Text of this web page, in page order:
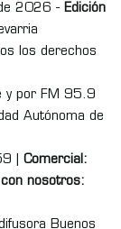
2026 - Edición
los derechos
y por FM 95.9
Autónoma de
| Comercial:
con nosotros:
Buenos